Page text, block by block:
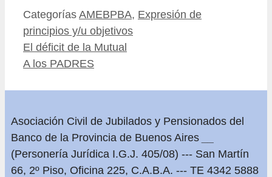
Categorías AMEBPBA, Expresión de
principios y/u objetivos
El déficit de la Mutual
A los PADRES
Asociación Civil de Jubilados y Pensionados del
Banco de la Provincia de Buenos Aires
(Personería Jurídica I.G.J. 405/08) --- San Martín
66, 2º Piso, Oficina 225, C.A.B.A. --- TE 4342 5888